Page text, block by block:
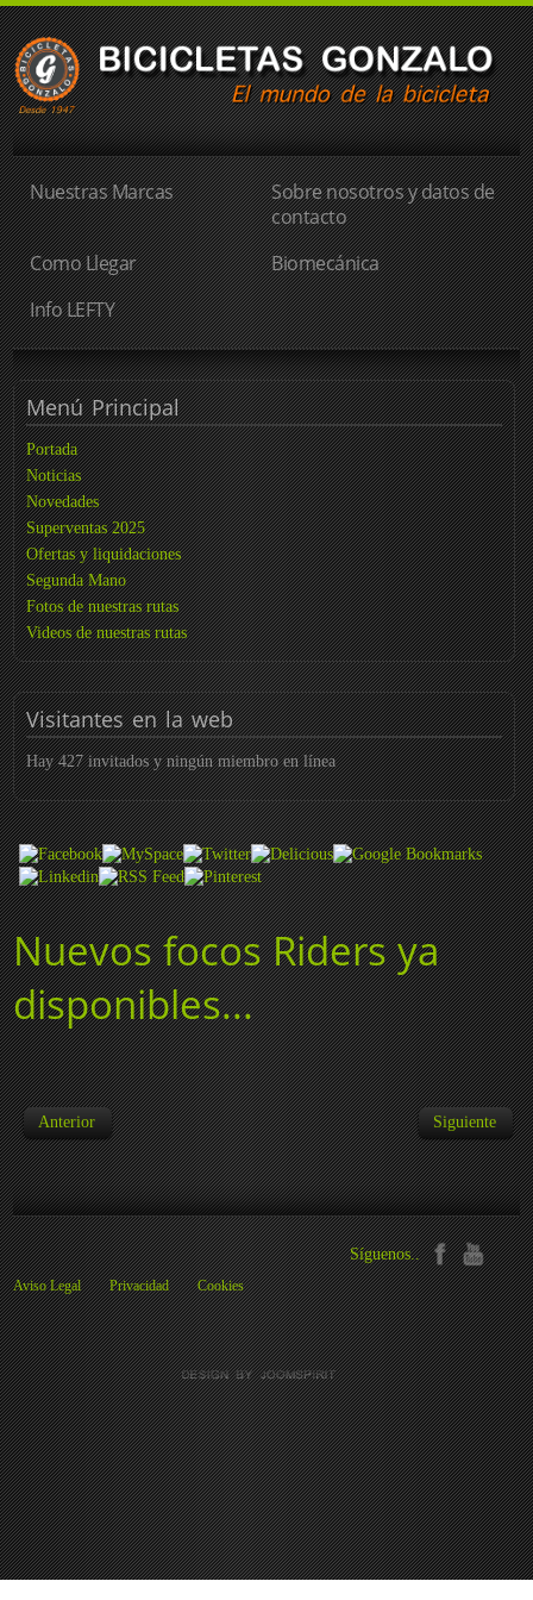
Nuestras Marcas
Sobre nosotros y datos de
contacto
Como Llegar
Biomecánica
Info LEFTY
MenúPrincipal
Portada
Noticias
Novedades
Superventas 2025
Ofertas y liquidaciones
Segunda Mano
Fotos de nuestras rutas
Videos de nuestras rutas
Visitantesen la web
Hay 427 invitados y ningún miembro en línea
Nuevos focos Riders ya
disponibles...
Anterior Siguiente
Síguenos..
Aviso Legal Privacidad Cookies